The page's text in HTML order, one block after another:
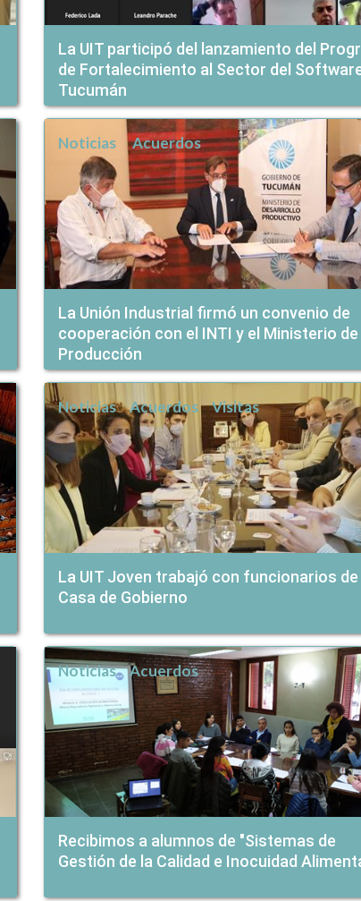
La UIT participó del lanzamiento del
de Fortalecimiento al Sector del
Tucumán
Noticias Acuerdos
La Unión Industrial firmó un convenio de
cooperación con el INTI y el Ministerio de
Producción
Noticias Acuerdos Visitas
La UIT Joven trabajó con funcionarios de
Casa de Gobierno
Noticias Acuerdos
Recibimos a alumnos de "Sistemas de
Gestión de la Calidad e Inocuidad